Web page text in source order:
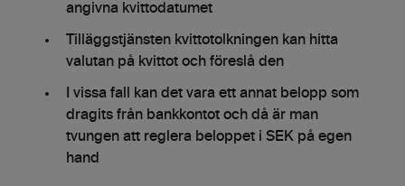
angivna kvittodatumet
Tilläggstjänsten kvittotolkningen kan hitta
valutan på kvittot och föreslå den
I vissa fall kan det vara ett annat belopp som
dragits från bankkontot och då är man
tvungen att reglera beloppet i SEK på egen
hand